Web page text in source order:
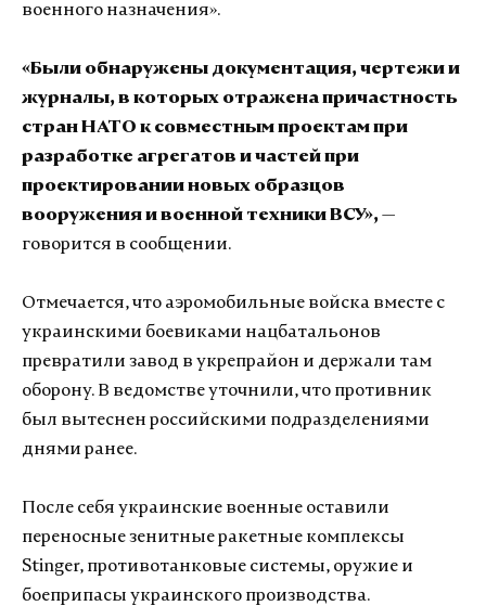
военного назначения».
«Были обнаружены документация, чертежи и
журналы, в которых отражена причастность
стран НАТО к совместным проектам при
разработке агрегатов и частей при
проектировании новых образцов
вооружения и военной техники ВСУ», —
говорится в сообщении.
Отмечается, что аэромобильные войска вместе с
украинскими боевиками нацбатальонов
превратили завод в укрепрайон и держали там
оборону. В ведомстве уточнили, что противник
был вытеснен российскими подразделениями
днями ранее.
После себя украинские военные оставили
переносные зенитные ракетные комплексы
Stinger, противотанковые системы, оружие и
боеприпасы украинского производства.